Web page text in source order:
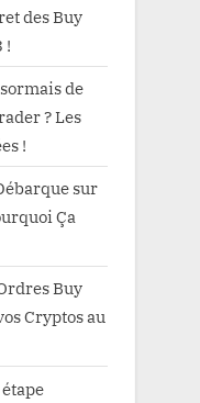
des Buy
!
de
? Les
!
sur
Ça
Buy
Cryptos au